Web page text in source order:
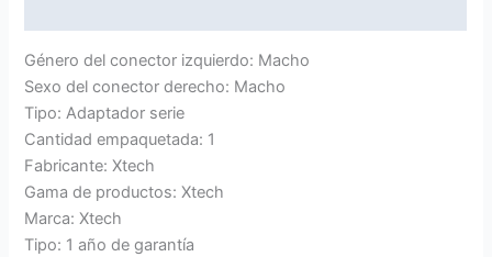
Género del conector izquierdo: Macho
Sexo del conector derecho: Macho
Tipo: Adaptador serie
Cantidad empaquetada: 1
Fabricante: Xtech
Gama de productos: Xtech
Marca: Xtech
Tipo: 1 año de garantía